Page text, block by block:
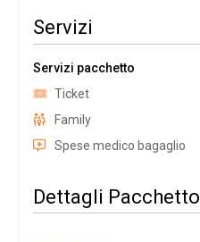
Servizi
Servizi pacchetto
Ticket
Family
Spese medico bagaglio
Dettagli Pacchetto